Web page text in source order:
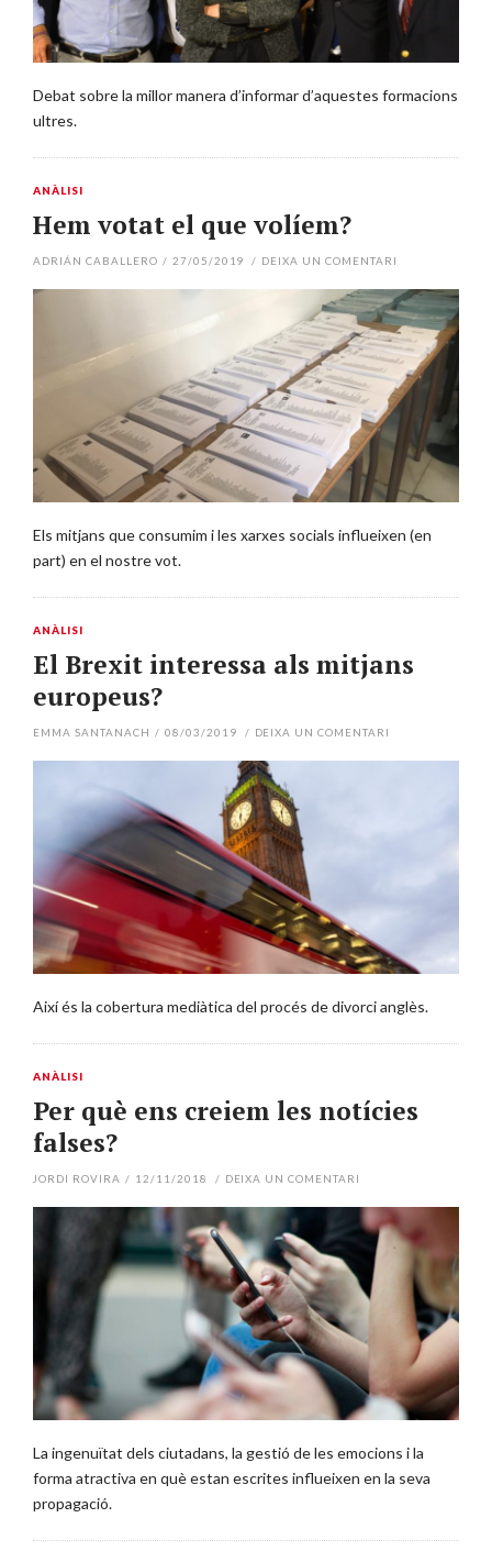
Debat sobre la millor manera d’informar d’aquestes formacions
ultres.
ANÀLISI
Hem votat el que volíem?
ADRIÁN CABALLERO / 27/05/2019 / DEIXA UN COMENTARI
Els mitjans que consumim i les xarxes socials influeixen (en
part) en el nostre vot.
ANÀLISI
El Brexit interessa als mitjans
europeus?
EMMA SANTANACH / 08/03/2019 / DEIXA UN COMENTARI
Així és la cobertura mediàtica del procés de divorci anglès.
ANÀLISI
Per què ens creiem les notícies
falses?
JORDI ROVIRA / 12/11/2018 / DEIXA UN COMENTARI
La ingenuïtat dels ciutadans, la gestió de les emocions i la
forma atractiva en què estan escrites influeixen en la seva
propagació.